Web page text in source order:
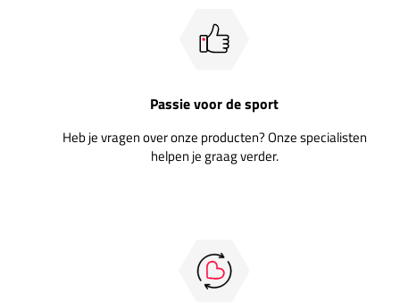
Passie voor de sport
Heb je vragen over onze producten? Onze specialisten
helpen je graag verder.